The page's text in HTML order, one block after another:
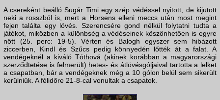
A csereként beálló Sugár Timi egy szép védéssel nyitott, de kijutott
neki a rosszból is, mert a Horsens elleni meccs után most megint
fejen találta egy lövés. Szerencsére gond nélkül folytatni tudta a
játékot, miközben a különbség a védéseinek köszönhetően is egyre
nőtt (25. perc: 19-5). Vérten és Balogh egyszer sem hibázott
ziccerben, Kindl és Szűcs pedig könnyedén lőtték át a falat. A
vendégeknél a kiváló Tóthová (akinek korábban a magyarországi
szerződtetése is felmerült) hetes- és átlövésgóljaival tartotta a lelket
a csapatban, bár a vendégeknek még a 10 gólon belül sem sikerült
kerülniük. A félidőre 21-8-cal vonultak a csapatok.